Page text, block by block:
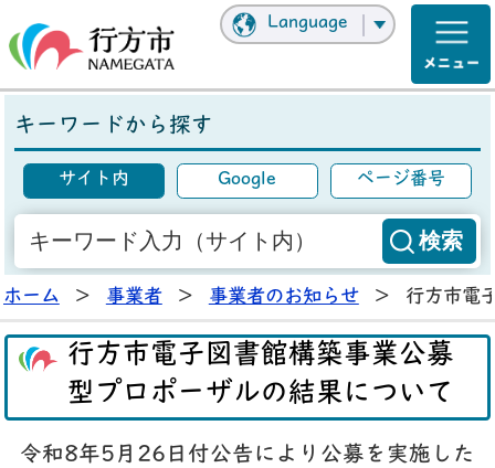
Language
キーワードから探す
サイト内 Google ページ番号
ホーム > 事業者 > 事業者のお知らせ > 行方市電
行方市電子図書館構築事業公募
型プロポーザルの結果について
令和8年5月26日付公告により公募を実施した